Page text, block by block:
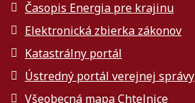
Časopis Energia pre krajinu
Elektronická zbierka zákonov
Katastrálny portál
Ústredný portál verejnej správy
Všeobecná mapa Chtelnice